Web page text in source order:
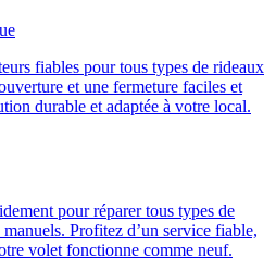
fiables pour tous types de rideaux
et une fermeture faciles et
durable et adaptée à votre local.
pour réparer tous types de
Profitez d’un service fiable,
volet fonctionne comme neuf.